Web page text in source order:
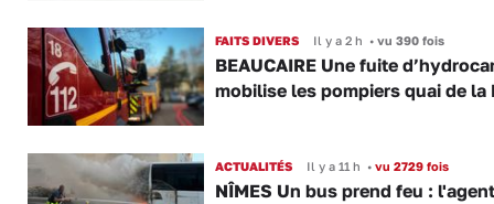
FAITS DIVERS Il y a 2 h •vu 390 fois
BEAUCAIRE Une fuite
mobilise les pompiers quai de la
ACTUALITÉS Il y a 11 h •vu 2729 fois
NÎMES Un bus prend feu :